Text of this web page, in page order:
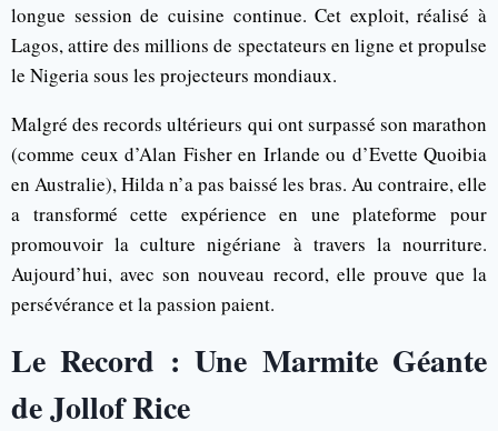
longue session de cuisine continue. Cet exploit, réalisé à
Lagos, attire des millions de spectateurs en ligne et propulse
le Nigeria sous les projecteurs mondiaux.
Malgré des records ultérieurs qui ont surpassé son marathon
(comme ceux d’Alan Fisher en Irlande ou d’Evette Quoibia
en Australie), Hilda n’a pas baissé les bras. Au contraire, elle
a transformé cette expérience en une plateforme pour
promouvoir la culture nigériane à travers la nourriture.
Aujourd’hui, avec son nouveau record, elle prouve que la
persévérance et la passion paient.
Le Record : Une Marmite Géante
de Jollof Rice